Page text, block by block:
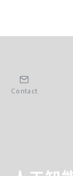
Contact